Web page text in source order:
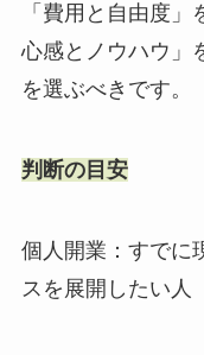
「費用と自由度
心感とノウハウ」
を選ぶべきです。
判断の目安
個人開業：すでに
スを展開したい人